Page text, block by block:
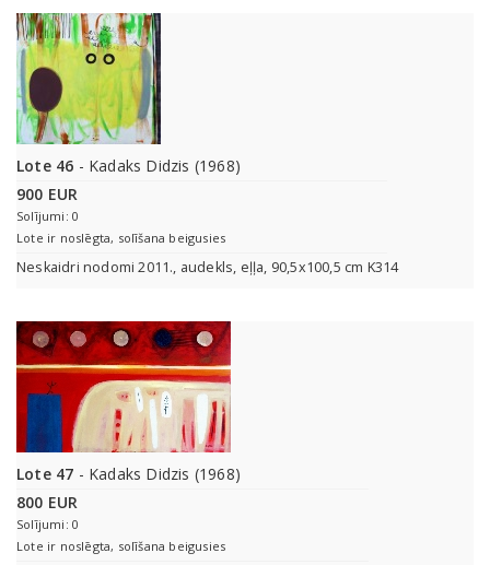
Lote 46 - Kadaks Didzis (1968)
900 EUR
Solījumi: 0
Lote ir noslēgta, solīšana beigusies
Neskaidri nodomi 2011., audekls, eļļa, 90,5x100,5 cm K314
Lote 47 - Kadaks Didzis (1968)
800 EUR
Solījumi: 0
Lote ir noslēgta, solīšana beigusies